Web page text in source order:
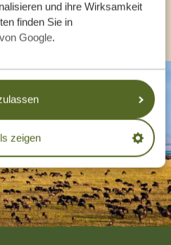
und ihre Wirksamkeit
finden Sie in
Google.
zeigen
LÄNDER